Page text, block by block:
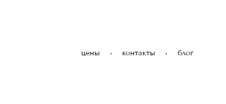
цены • контакты • блог